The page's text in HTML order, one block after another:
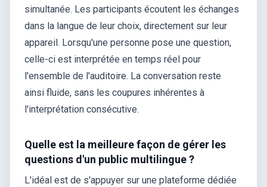
simultanée. Les participants écoutent les échanges
dans la langue de leur choix, directement sur leur
appareil. Lorsqu'une personne pose une question,
celle-ci est interprétée en temps réel pour
l'ensemble de l'auditoire. La conversation reste
ainsi fluide, sans les coupures inhérentes à
l'interprétation consécutive.
Quelle est la meilleure façon de gérer les
questions d'un public multilingue ?
L'idéal est de s'appuyer sur une plateforme dédiée